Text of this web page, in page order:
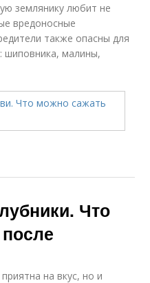
землянику любит не
вредоносные
также опасны для
шиповника, малины,
Что
на вкус, но и